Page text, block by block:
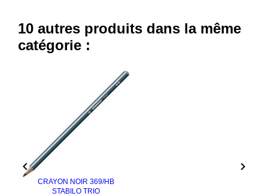
10 autres produits dans la même
catégorie :
CRAYON NOIR 369/HB
STABILO TRIO
 